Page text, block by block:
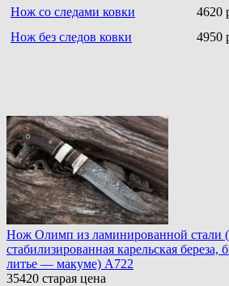
Нож со следами ковки
4620
Нож без следов ковки
4950
Нож Олимп из ламинированной стали
стабилизированная карельская
литье — макуме) A722
35420 старая цена